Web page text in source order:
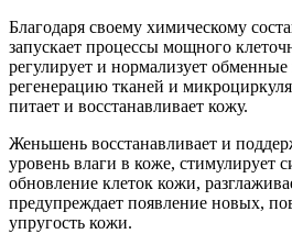
Благодаря своему химическому
запускает процессы мощного
регулирует и нормализует
регенерацию тканей и
питает и восстанавливает кожу.
Женьшень восстанавливает и
уровень влаги в коже, стимулирует
обновление клеток кожи,
предупреждает появление новых,
упругость кожи.